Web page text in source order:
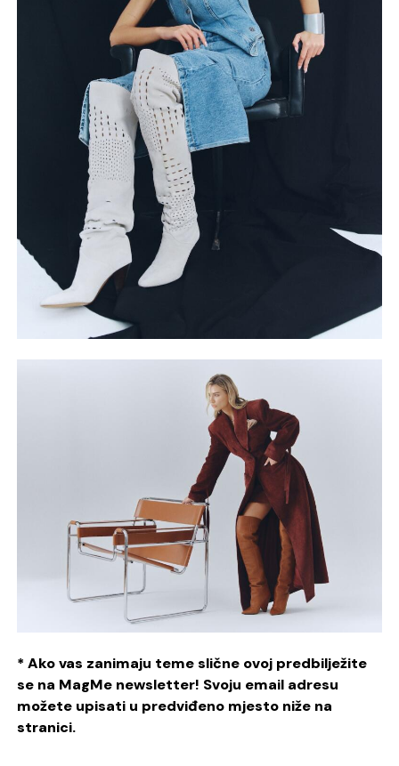
* Ako vas zanimaju teme slične ovoj predbilježite
se na MagMe newsletter! Svoju email adresu
možete upisati u predviđeno mjesto niže na
stranici.